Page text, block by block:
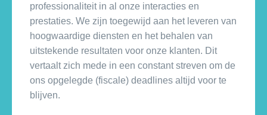
professionaliteit in al onze interacties en
prestaties. We zijn toegewijd aan het leveren van
hoogwaardige diensten en het behalen van
uitstekende resultaten voor onze klanten. Dit
vertaalt zich mede in een constant streven om de
ons opgelegde (fiscale) deadlines altijd voor te
blijven.